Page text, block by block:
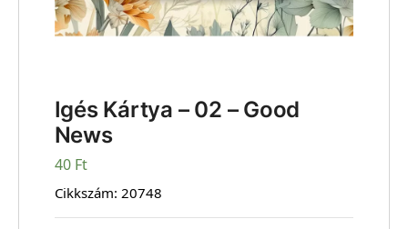
Igés Kártya – 02 – Good
News
40 Ft
Cikkszám: 20748